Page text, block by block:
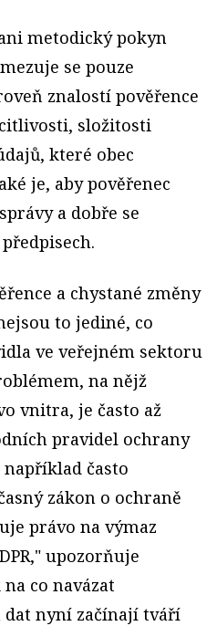
metodický pokyn
se pouze
znalostí pověřence
složitosti
které obec
je, aby pověřenec
a dobře se
a chystané změny
to jediné, co
ve veřejném sektoru
na nějž
vnitra, je často až
pravidel ochrany
často
zákon o ochraně
právo na výmaz
upozorňuje
co navázat
nyní začínají tváří